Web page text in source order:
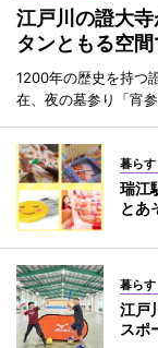
江戸川の證大
タンともる空
1200年の歴史を持つ
在、夜の墓参り「宵
暮らす
瑞江
とあ
暮らす
江戸
スポ